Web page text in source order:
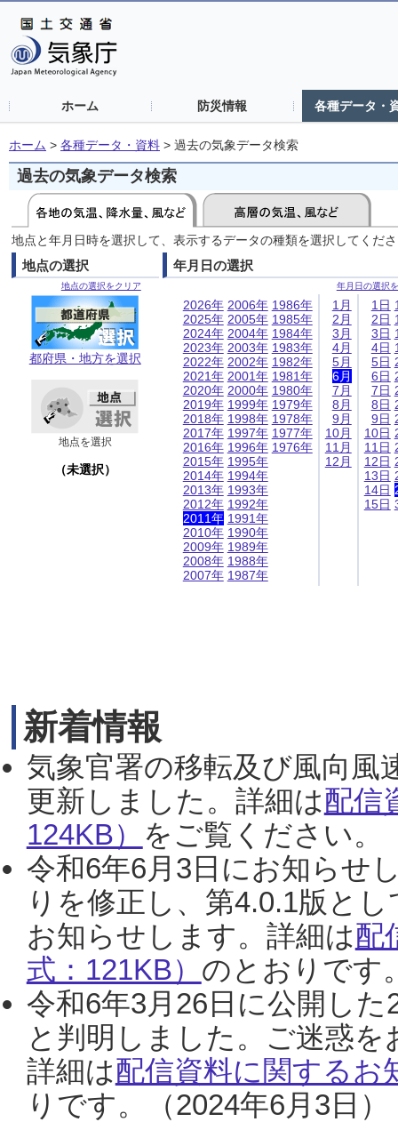
ホーム 防災情報 各種データ・
ホーム > 各種データ・資料 > 過去の気象データ検索
過去の気象データ検索
地点と年月日時を選択して、表示するデータの種類を選択してくだ
地点の選択
地点の選択をクリア
都府県・地方を選択
地点を選択
（未選択）
年月日の選択
年月日の選択
2026年
2025年
2024年
2023年
2022年
2021年
2020年
2019年
2018年
2017年
2016年
2015年
2014年
2013年
2012年
2011年
2010年
2009年
2008年
2007年
2006年
2005年
2004年
2003年
2002年
2001年
2000年
1999年
1998年
1997年
1996年
1995年
1994年
1993年
1992年
1991年
1990年
1989年
1988年
1987年
1986年
1985年
1984年
1983年
1982年
1981年
1980年
1979年
1978年
1977年
1976年
1月
2月
3月
4月
5月
6月
7月
8月
9月
10月
11月
12月
1日
2日
3日
4日
5日
6日
7日
8日
9日
10日
11日
12日
13日
14日
15日
新着情報
気象官署の移転及び風向風
更新しました。詳細は配信
124KB） をご覧ください。
令和6年6月3日にお知らせ
りを修正し、第4.0.1版と
お知らせします。詳細は配
式：121KB） のとおりです
令和6年3月26日に公開し
と判明しました。ご迷惑
詳細は配信資料に関するお
りです。（2024年6月3日）